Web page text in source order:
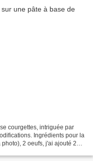
courgettes, intriguée par
Ingrédients pour la
2 oeufs, j'ai ajouté 2